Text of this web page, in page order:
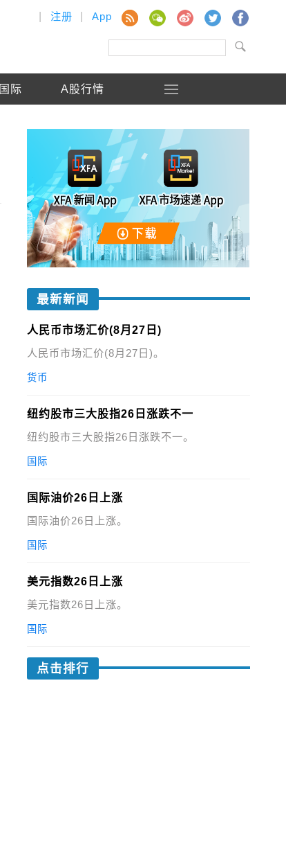
注册 App
国际 A股行情
最新新闻
人民币市场汇价(8月27日)
人民币市场汇价(8月27日)。
货币
纽约股市三大股指26日涨跌不一
纽约股市三大股指26日涨跌不一。
国际
国际油价26日上涨
国际油价26日上涨。
国际
美元指数26日上涨
美元指数26日上涨。
国际
点击排行